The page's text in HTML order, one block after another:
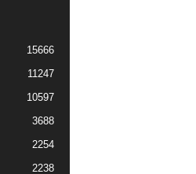
15666
11247
10597
3688
2254
2238